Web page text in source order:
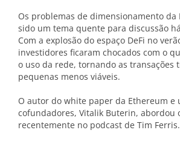
Os problemas de dimensionamento da
sido um tema quente para discussão
Com a explosão do espaço DeFi no
investidores ficaram chocados com o
o uso da rede, tornando as transações
pequenas menos viáveis.
O autor do white paper da Ethereum e
cofundadores, Vitalik Buterin, abordou
recentemente no podcast de Tim Ferris.